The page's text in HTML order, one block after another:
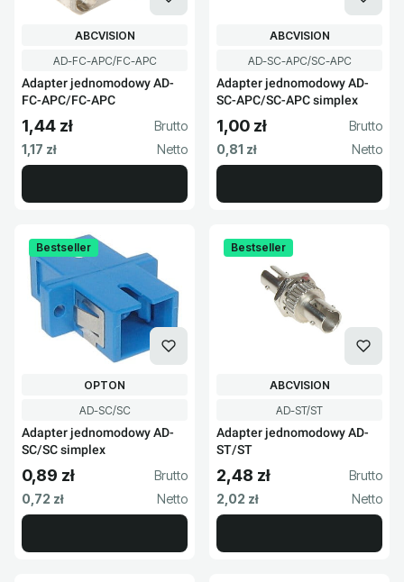
Kod produktu
AD-FC-APC/FC-APC
Adapter jednomodowy AD-
FC-APC/FC-APC
PRODUCENT
ABCVISION
Cena brutto
1,44 zł
Cena netto
1,17 zł
Kod produktu
AD-SC-APC/SC-APC
Adapter jednomodowy AD-
SC-APC/SC-APC simplex
PRODUCENT
ABCVISION
Cena brutto
1,00 zł
Cena netto
0,81 zł
Bestseller
Kod produktu
AD-SC/SC
Adapter jednomodowy AD-
SC/SC simplex
PRODUCENT
OPTON
Cena brutto
0,89 zł
Cena netto
0,72 zł
Bestseller
Kod produktu
AD-ST/ST
Adapter jednomodowy AD-
ST/ST
PRODUCENT
ABCVISION
Cena brutto
2,48 zł
Cena netto
2,02 zł